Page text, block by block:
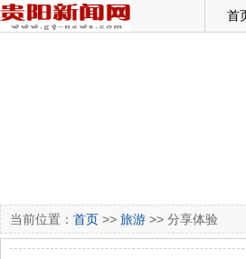
首
当前位置： 首页 >> 旅游 >> 分享体验